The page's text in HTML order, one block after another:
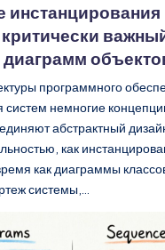
инстанцирования
диаграмм
программного
немногие
абстрактный
как
как диаграммы
системы,…